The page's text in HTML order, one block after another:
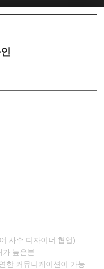
사수 디자이너 협업)
높은분
한 커뮤니케이션이 가능